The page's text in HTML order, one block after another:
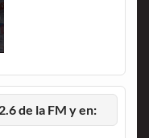
de la FM y en: